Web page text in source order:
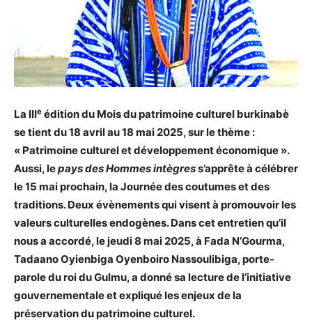
La IIIe édition du Mois du patrimoine culturel burkinabè
se tient du 18 avril au 18 mai 2025, sur le thème :
« Patrimoine culturel et développement économique ».
Aussi, lepays des Hommes intègress’apprête à célébrer
le 15 mai prochain, la Journée des coutumes et des
traditions. Deux évènements qui visent à promouvoir les
valeurs culturelles endogènes. Dans cet entretien qu’il
nous a accordé, le jeudi 8 mai 2025, à Fada N’Gourma,
Tadaano Oyienbiga Oyenboiro Nassoulibiga, porte-
parole du roi du Gulmu, a donné sa lecture de l’initiative
gouvernementale et expliqué les enjeux de la
préservation du patrimoine culturel.